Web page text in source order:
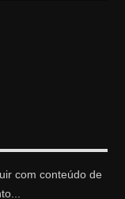
com conteúdo de